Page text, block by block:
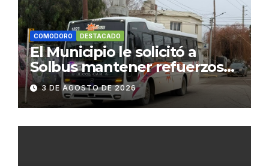
COMODORO DESTACADO
El Municipio le solicitó a
Solbus mantener refuerzos
escolares y servicios
habituales
3 DE AGOSTO DE 2026